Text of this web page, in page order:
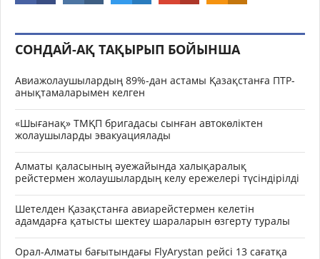
СОНДАЙ-АҚ ТАҚЫРЫП БОЙЫНША
Авиажолаушылардың 89%-дан астамы Қазақстанға ПТР-
анықтамаларымен келген
«Шығанақ» ТМҚП бригадасы сынған автокөліктен
жолаушыларды эвакуациялады
Алматы қаласының әуежайында халықаралық
рейстермен жолаушылардың келу ережелері түсіндірілді
Шетелден Қазақстанға авиарейстермен келетін
адамдарға қатысты шектеу шараларын өзгерту туралы
Орал-Алматы бағытындағы FlyArystan рейсі 13 сағатқа